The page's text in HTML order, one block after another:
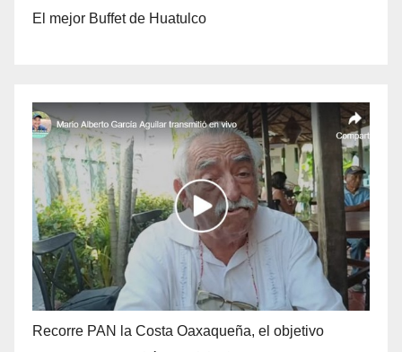
El mejor Buffet de Huatulco
Recorre PAN la Costa Oaxaqueña, el objetivo